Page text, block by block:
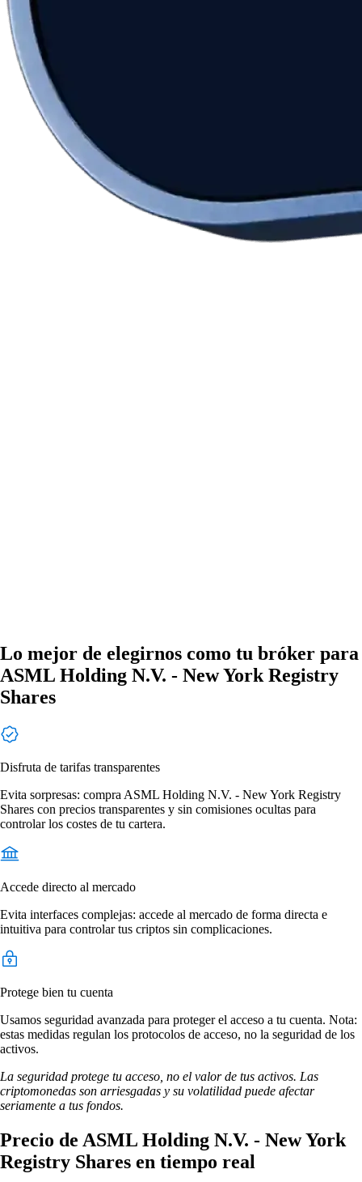
Lo mejor de elegirnos como tu bróker para
ASML Holding N.V. - New York Registry
Shares
Disfruta de tarifas transparentes
Evita sorpresas: compra ASML Holding N.V. - New York Registry
Shares con precios transparentes y sin comisiones ocultas para
controlar los costes de tu cartera.
Accede directo al mercado
Evita interfaces complejas: accede al mercado de forma directa e
intuitiva para controlar tus criptos sin complicaciones.
Protege bien tu cuenta
Usamos seguridad avanzada para proteger el acceso a tu cuenta. Nota:
estas medidas regulan los protocolos de acceso, no la seguridad de los
activos.
La seguridad protege tu acceso, no el valor de tus activos. Las
criptomonedas son arriesgadas y su volatilidad puede afectar
seriamente a tus fondos.
Precio de ASML Holding N.V. - New York
Registry Shares en tiempo real